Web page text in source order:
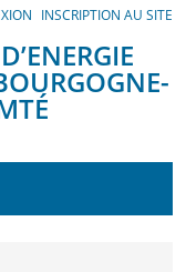
INSCRIPTION AU SITE